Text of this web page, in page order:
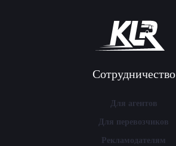
Сотрудничество
Для агентов
Для перевозчиков
Рекламодателям